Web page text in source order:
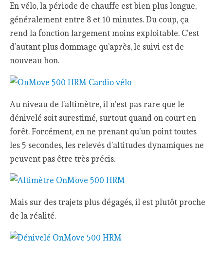
En vélo, la période de chauffe est bien plus longue,
généralement entre 8 et 10 minutes. Du coup, ça
rend la fonction largement moins exploitable. C’est
d’autant plus dommage qu’après, le suivi est de
nouveau bon.
Au niveau de l’altimètre, il n’est pas rare que le
dénivelé soit surestimé, surtout quand on court en
forêt. Forcément, en ne prenant qu’un point toutes
les 5 secondes, les relevés d’altitudes dynamiques ne
peuvent pas être très précis.
Mais sur des trajets plus dégagés, il est plutôt proche
de la réalité.